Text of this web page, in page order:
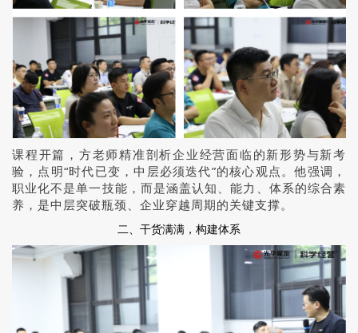
课程开篇，方老师精准剖析企业经营面临的新形势与新考
验，点明“时代已变，中层必须迭代”的核心观点。他强调，
职业化不是单一技能，而是涵盖认知、能力、体系的综合素
养，是中层突破瓶颈、企业穿越周期的关键支撑。
二、干货满满，构建体系